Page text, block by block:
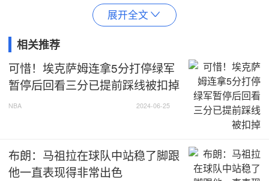
展开全文 
相关推荐
可惜！埃克萨姆连拿5分打停绿军
暂停后回看三分已提前踩线被扣掉
NBA 2024-06-25
布朗：马祖拉在球队中站稳了脚跟
他一直表现得非常出色